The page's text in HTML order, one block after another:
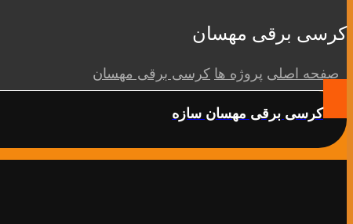
کرسی برقی مهسان
صفحه اصلی پروژه ها کرسی برقی مهسان
کرسی برقی مهسان سازه